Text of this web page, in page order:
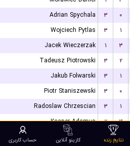
Adrian Spychala
۳ ۰
Wojciech Pytlas
۳ ۱
Jacek Wieczerzak
۱ ۳
Tadeusz Piotrowski
۳ ۲
Jakub Folwarski
۳ ۱
Piotr Staniszewski
۳ ۰
Radoslaw Chrzescian
۳ ۱
Kacper Adamus
۲ ۳
Jaroslaw Rolak
۰ ۳
نتایج زنده کازینو آنلاین حساب کاربری